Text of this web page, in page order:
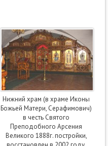
Нижний храм (в храме Иконы
Божьей Матери, Серафимович)
в честь Святого
Преподобного Арсения
Великого 1888г. постройки,